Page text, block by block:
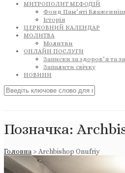
МИТРОПОЛИТ МЕФОДІЙ
Фонд Пам’яті
Історія
ЦЕРКОВНИЙ КАЛЕНДАР
МОЛИТВА
Молитви
ОНЛАЙН ПОСЛУГИ
Записки за здоров’я та
Запалити свічку
НОВИНИ
Позначка:
Головна > Archbishop Onufriy